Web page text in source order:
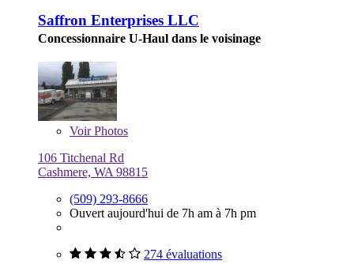
Saffron Enterprises LLC
Concessionnaire U-Haul dans le voisinage
VoirPhotos
106 Titchenal Rd
Cashmere, WA 98815
(509) 293-8666
Ouvert aujourd'hui de 7h am à 7h pm
274 évaluations